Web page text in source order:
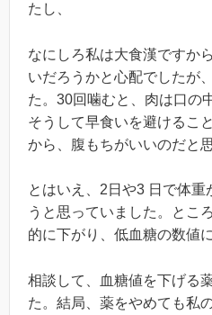
たし、
なにしろ私は大食漢ですか
いだろうかと心配でしたが
た。30回噛むと、肉は口の
そうして早食いを避けるこ
から、腹もちがいいのだと
とはいえ、2日や3 日で体重
うと思っていました。とこ
的に下がり、低血糖の数値
相談して、血糖値を下げる
た。結局、薬をやめても私